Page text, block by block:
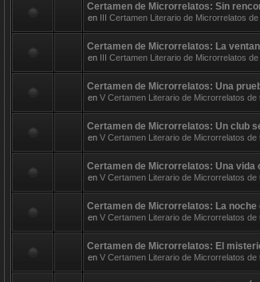
Certamen de Microrrelatos: Sin
en III Certamen Literario de Microrrelatos
Certamen de Microrrelatos: La
en III Certamen Literario de Microrrelatos
Certamen de Microrrelatos: Una
en V Certamen Literario de Microrrelatos de
Certamen de Microrrelatos: Un club
en V Certamen Literario de Microrrelatos de
Certamen de Microrrelatos: Una vida
en V Certamen Literario de Microrrelatos de
Certamen de Microrrelatos: La noche
en V Certamen Literario de Microrrelatos de
Certamen de Microrrelatos: El
en V Certamen Literario de Microrrelatos de